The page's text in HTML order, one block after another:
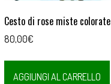
Cesto di rose miste colorate
80,00€
AGGIUNGI AL CARRELLO